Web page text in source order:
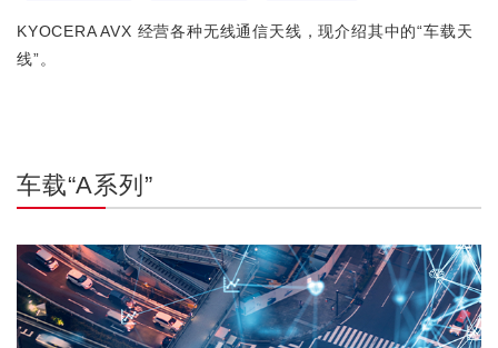
KYOCERA AVX 经营各种无线通信天线，现介绍其中的“车载天
线”。
车载“A系列”